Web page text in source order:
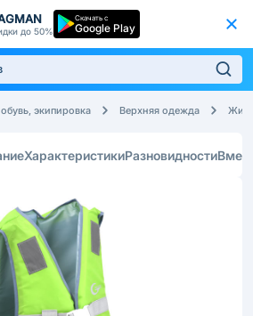
до 50%
Скачать с
Google Play
экипировка Верхняя одежда
ХарактеристикиРазновидности